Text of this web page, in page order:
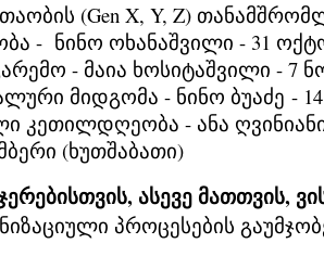
(Gen X, Y, Z)
- ნინო ოხანაშვილი - 31
- მაია ხოსიტაშვილი - 7
მიდგომა - ნინო ბუაძე -
- ანა
(ხუთშაბათი)
ასევე
პროცესების